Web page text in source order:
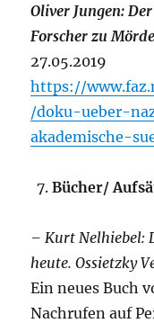
Oliver Jungen:
Forscher zu
27.05.2019
https://
/doku-ueber-
akademische-
Bücher/
– Kurt Nelhiebel:
heute. Ossietzky
Ein neues Buch
Nachrufen auf